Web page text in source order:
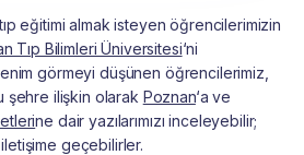
tıp eğitimi almak isteyen öğrencilerimizin
Tıp Bilimleri Üniversitesi‘ni
görmeyi düşünen öğrencilerimiz,
şehre ilişkin olarak Poznan‘a ve
ne dair yazılarımızı inceleyebilir;
geçebilirler.